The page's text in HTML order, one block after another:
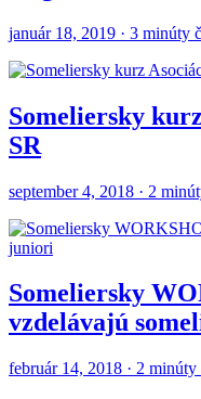
január 18, 2019 · 3 minúty
Someliersky
SR
september 4, 2018 · 2
Someliersky
vzdelávajú
február 14, 2018 · 2 minúty